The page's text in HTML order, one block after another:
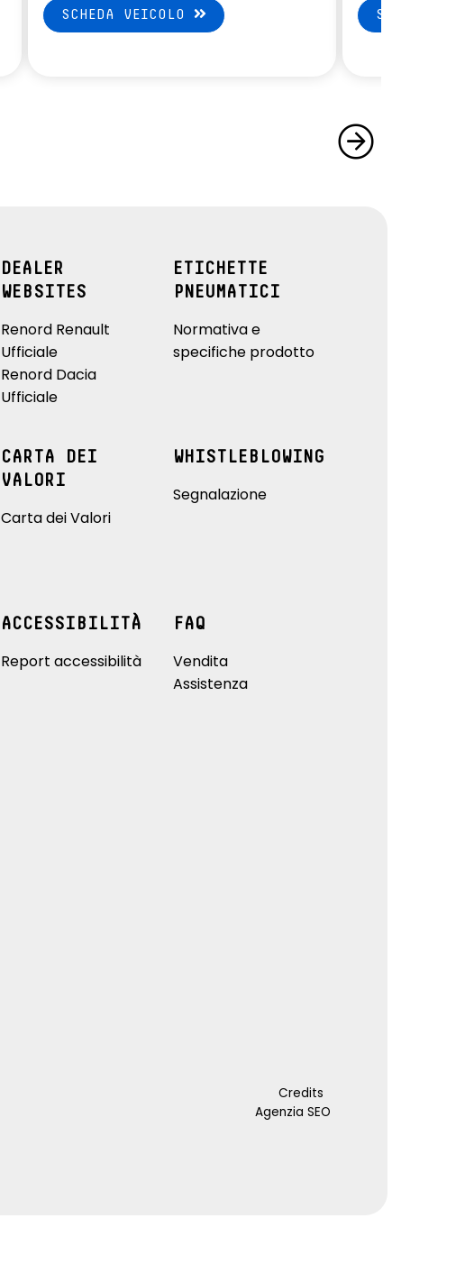
SCHEDA VEICOLO SCHEDA
DEALER
WEBSITES
Renord Renault
Ufficiale
Renord Dacia
Ufficiale
ETICHETTE
PNEUMATICI
Normativa e
specifiche prodotto
CARTA DEI
VALORI
Carta dei Valori
WHISTLEBLOWING
Segnalazione
ACCESSIBILITÀ
Report accessibilità
FAQ
Vendita
Assistenza
Credits
Agenzia SEO